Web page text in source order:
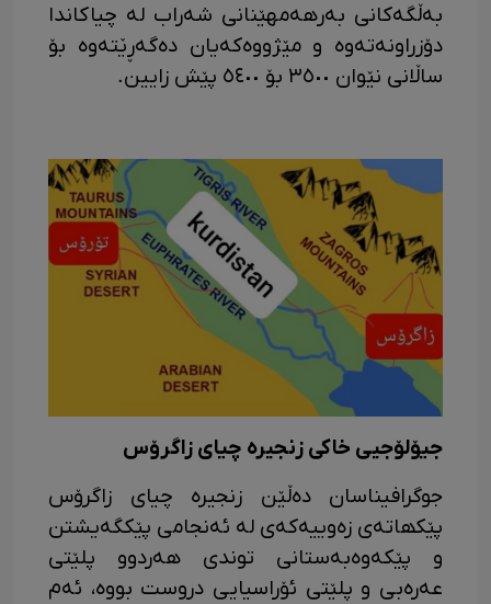
بەڵگەکانی بەرهەمهێنانی شەراب لە چیاکاندا
دۆزراونەتەوە و مێژووەکەیان دەگەڕێتەوە بۆ
ساڵانی نێوان ٣٥٠٠ بۆ ٥٤٠٠ پێش زایین.
جیۆلۆجیی خاکی زنجیرە چیای زاگرۆس
جوگرافیناسان دەڵێن زنجیرە چیای زاگرۆس
پێکھاتەی زەوییەکەی لە ئەنجامی پێکگەیشتن
و پێکەوەبەستانی توندی ھەردوو پلێتی
عەرەبی و پلێتی ئۆراسیایی دروست بووە، ئەم